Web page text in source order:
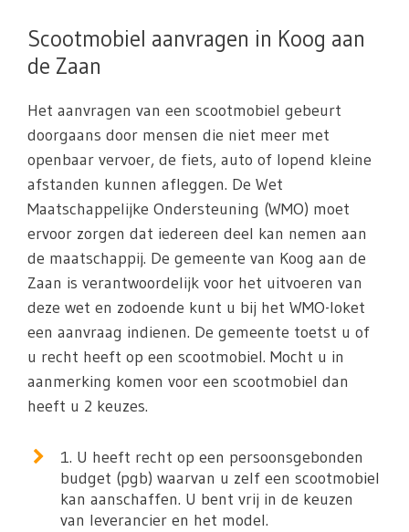
Scootmobiel aanvragen in Koog aan
de Zaan
Het aanvragen van een scootmobiel gebeurt
doorgaans door mensen die niet meer met
openbaar vervoer, de fiets, auto of lopend kleine
afstanden kunnen afleggen. De Wet
Maatschappelijke Ondersteuning (WMO) moet
ervoor zorgen dat iedereen deel kan nemen aan
de maatschappij. De gemeente van Koog aan de
Zaan is verantwoordelijk voor het uitvoeren van
deze wet en zodoende kunt u bij het WMO-loket
een aanvraag indienen. De gemeente toetst u of
u recht heeft op een scootmobiel. Mocht u in
aanmerking komen voor een scootmobiel dan
heeft u 2 keuzes.
1. U heeft recht op een persoonsgebonden
budget (pgb) waarvan u zelf een scootmobiel
kan aanschaffen. U bent vrij in de keuzen
van leverancier en het model.